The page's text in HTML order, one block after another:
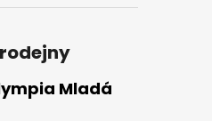
Mladá